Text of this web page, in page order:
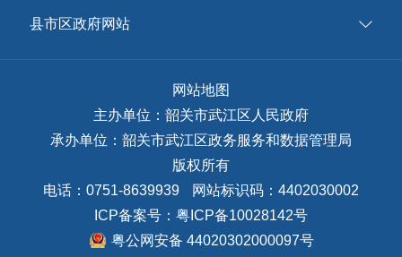
县市区政府网站
网站地图
主办单位：韶关市武江区人民政府
承办单位：韶关市武江区政务服务和数据管理局
版权所有
电话：0751-8639939
网站标识码：4402030002
ICP备案号： 粤ICP备10028142号
粤公网安备 44020302000097号